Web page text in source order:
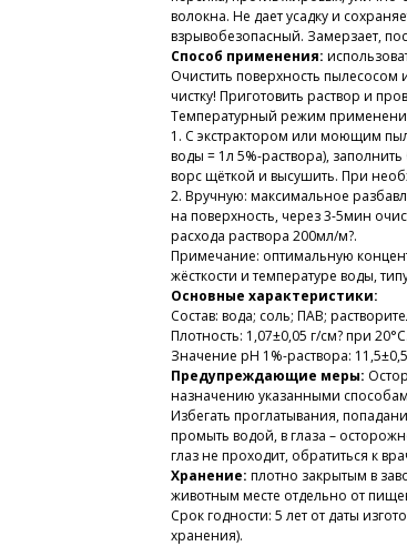
волокна. Не дает усадку и
взрывобезопасный. Замерзает,
Способ применения:
Очистить поверхность
чистку! Приготовить раствор и
Температурный режим
1. С экстрактором или моющим
воды = 1л 5%-раствора),
ворс щёткой и высушить. При
2. Вручную: максимальное
на поверхность, через 3-5мин
расхода раствора 200мл/м?.
Примечание: оптимальную
жёсткости и температуре воды,
Основные характеристики:
Состав: вода; соль; ПАВ;
Плотность: 1,07±0,05 г/см? при 20°C.
Значение pH 1%-раствора: 11,5±0,5
Предупреждающие меры:
назначению указанными
Избегать проглатывания,
промыть водой, в глаза –
глаз не проходит, обратиться к
Хранение: плотно закрытым в
животным месте отдельно от
Срок годности: 5 лет от даты
хранения).